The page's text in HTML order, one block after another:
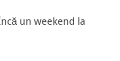
un weekend la